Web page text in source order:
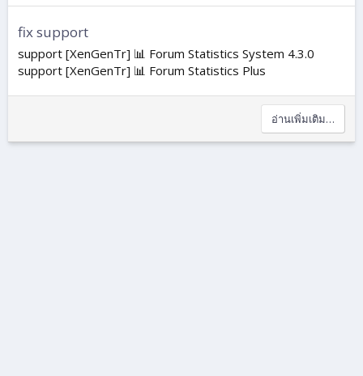
fix support
support [XenGenTr] 📊 Forum Statistics System 4.3.0
support [XenGenTr] 📊 Forum Statistics Plus
อ่านเพิ่มเติม…